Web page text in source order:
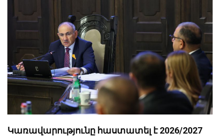
Կառավարությունը հաստատել է 2026/2027